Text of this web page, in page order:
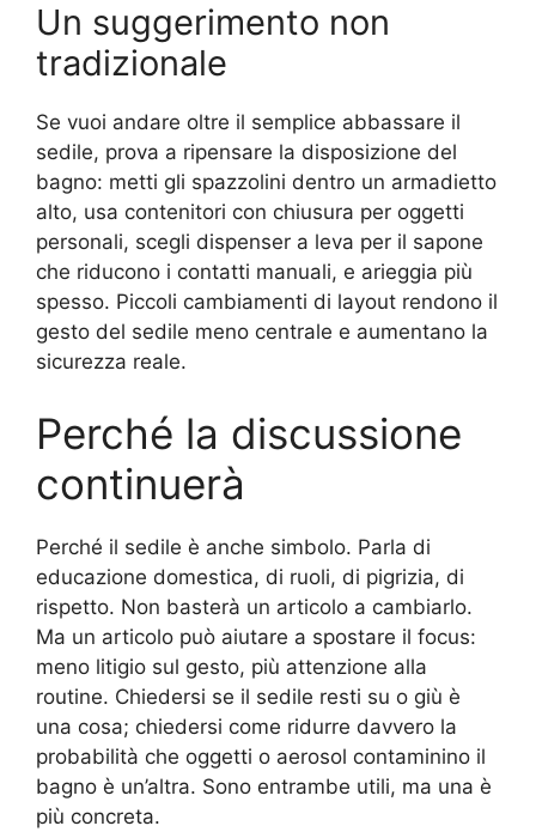
Un suggerimento non
tradizionale
Se vuoi andare oltre il semplice abbassare il
sedile, prova a ripensare la disposizione del
bagno: metti gli spazzolini dentro un armadietto
alto, usa contenitori con chiusura per oggetti
personali, scegli dispenser a leva per il sapone
che riducono i contatti manuali, e arieggia più
spesso. Piccoli cambiamenti di layout rendono il
gesto del sedile meno centrale e aumentano la
sicurezza reale.
Perché la discussione
continuerà
Perché il sedile è anche simbolo. Parla di
educazione domestica, di ruoli, di pigrizia, di
rispetto. Non basterà un articolo a cambiarlo.
Ma un articolo può aiutare a spostare il focus:
meno litigio sul gesto, più attenzione alla
routine. Chiedersi se il sedile resti su o giù è
una cosa; chiedersi come ridurre davvero la
probabilità che oggetti o aerosol contaminino il
bagno è un’altra. Sono entrambe utili, ma una è
più concreta.